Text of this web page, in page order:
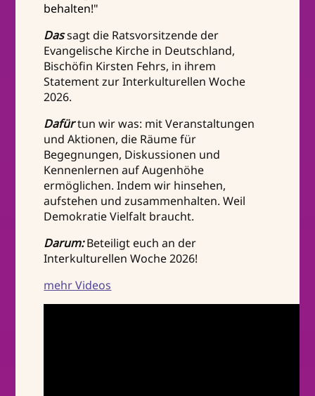
behalten!"
Dassagt die Ratsvorsitzende der
Evangelische Kirche in Deutschland,
Bischöfin Kirsten Fehrs, in ihrem
Statement zur Interkulturellen Woche
2026.
Dafürtun wir was: mit Veranstaltungen
und Aktionen, die Räume für
Begegnungen, Diskussionen und
Kennenlernen auf Augenhöhe
ermöglichen. Indem wir hinsehen,
aufstehen und zusammenhalten. Weil
Demokratie Vielfalt braucht.
Darum:Beteiligt euch an der
Interkulturellen Woche 2026!
mehr Videos